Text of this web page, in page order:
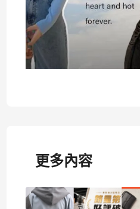
更多內容